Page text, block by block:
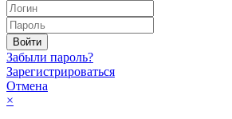
Забыли пароль?
Зарегистрироваться
Отмена
×